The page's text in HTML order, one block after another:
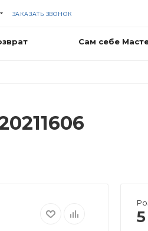
ЗАКАЗАТЬ ЗВОНОК
Сам себе